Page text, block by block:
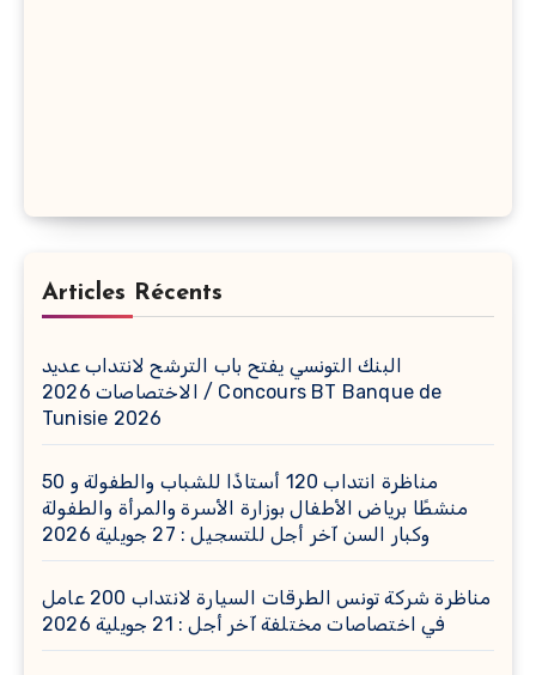
Articles Récents
البنك التونسي يفتح باب الترشح لانتداب عديد
الاختصاصات 2026 / Concours BT Banque de
Tunisie 2026
مناظرة انتداب 120 أستاذًا للشباب والطفولة و 50
منشطًا برياض الأطفال بوزارة الأسرة والمرأة والطفولة
وكبار السن آخر أجل للتسجيل : 27 جويلية 2026
مناظرة شركة تونس الطرقات السيارة لانتداب 200 عامل
في اختصاصات مختلفة آخر أجل : 21 جويلية 2026